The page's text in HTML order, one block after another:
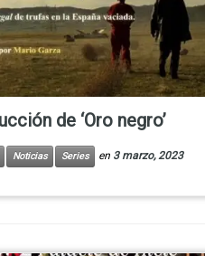
de ‘Oro negro’
Noticias Series en 3 marzo, 2023